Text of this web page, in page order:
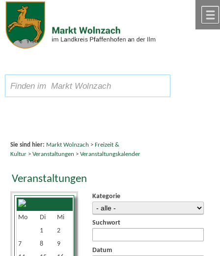
Zum Inhalt,zur Navigation
Schriftgröße A A A
Sie sind hier: Markt Wolnzach > Freizeit &
Kultur> Veranstaltungen > Veranstaltungskalender
Veranstaltungen
April 2025
Mo
Di Mi
1
2 4 5
6
7
8 9
Kategorie
Suchwort
Datum